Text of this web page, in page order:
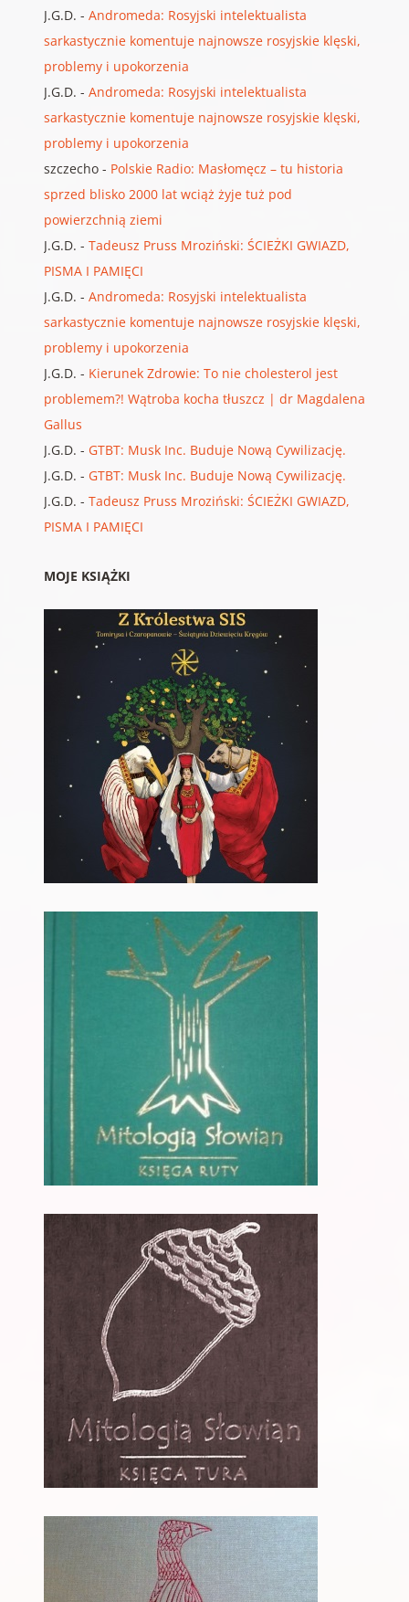
J.G.D. - Andromeda: Rosyjski intelektualista
sarkastycznie komentuje najnowsze rosyjskie klęski,
problemy i upokorzenia
J.G.D. - Andromeda: Rosyjski intelektualista
sarkastycznie komentuje najnowsze rosyjskie klęski,
problemy i upokorzenia
szczecho- Polskie Radio: Masłomęcz – tu historia
sprzed blisko 2000 lat wciąż żyje tuż pod
powierzchnią ziemi
J.G.D. - Tadeusz Pruss Mroziński: ŚCIEŻKI GWIAZD,
PISMA I PAMIĘCI
J.G.D. - Andromeda: Rosyjski intelektualista
sarkastycznie komentuje najnowsze rosyjskie klęski,
problemy i upokorzenia
J.G.D. - Kierunek Zdrowie: To nie cholesterol jest
problemem?! Wątroba kocha tłuszcz | dr Magdalena
Gallus
J.G.D. - GTBT: Musk Inc. Buduje Nową Cywilizację.
J.G.D. - GTBT: Musk Inc. Buduje Nową Cywilizację.
J.G.D. - Tadeusz Pruss Mroziński: ŚCIEŻKI GWIAZD,
PISMA I PAMIĘCI
MOJE KSIĄŻKI